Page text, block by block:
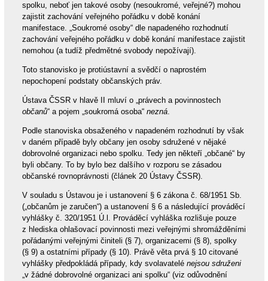
spolku, neboť jen takové osoby (nesoukromé, veřejné?) mohou
zajistit zachování veřejného pořádku v době konání
manifestace. „Soukromé osoby“ dle napadeného rozhodnutí
zachování veřejného pořádku v době konání manifestace zajistit
nemohou (a tudíž předmětné svobody nepožívají).
Toto stanovisko je protiústavní a svědčí o naprostém
nepochopení podstaty občanských práv.
Ústava ČSSR v hlavě II mluví o „právech a povinnostech
občanů“ a pojem „soukromá osoba“ nezná.
Podle stanoviska obsaženého v napadeném rozhodnutí by však
v daném případě byly občany jen osoby sdružené v nějaké
dobrovolné organizaci nebo spolku. Tedy jen někteří „občané“ by
byli občany. To by bylo bez dalšího v rozporu se zásadou
občanské rovnoprávnosti (článek 20 Ústavy ČSSR).
V souladu s Ústavou je i ustanovení § 6 zákona č. 68/1951 Sb.
(„občanům je zaručen“) a ustanovení § 6 a následující prováděcí
vyhlášky č. 320/1951 Ú.l. Prováděcí vyhláška rozlišuje pouze
z hlediska ohlašovací povinnosti mezi veřejnými shromážděními
pořádanými veřejnými činiteli (§ 7), organizacemi (§ 8), spolky
(§ 9) a ostatními případy (§ 10). Právě věta prvá § 10 citované
vyhlášky předpokládá případy, kdy svolavatelé nejsou sdruženi
„v žádné dobrovolné organizaci ani spolku“ (viz odůvodnění